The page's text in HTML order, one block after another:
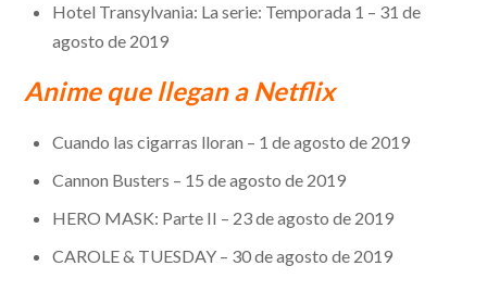
Hotel Transylvania: La serie: Temporada 1 – 31 de
agosto de 2019
Anime que llegan a Netflix
Cuando las cigarras lloran – 1 de agosto de 2019
Cannon Busters – 15 de agosto de 2019
HERO MASK: Parte II – 23 de agosto de 2019
CAROLE & TUESDAY – 30 de agosto de 2019